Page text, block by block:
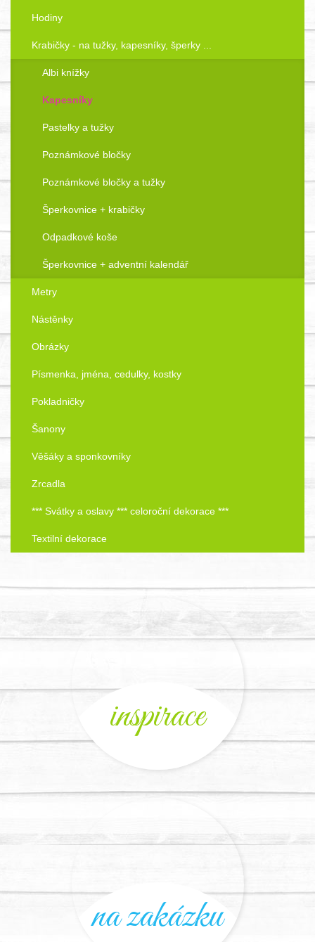
Hodiny
Krabičky - na tužky, kapesníky, šperky ...
Albi knížky
Kapesníky
Pastelky a tužky
Poznámkové bločky
Poznámkové bločky a tužky
Šperkovnice + krabičky
Odpadkové koše
Šperkovnice + adventní kalendář
Metry
Nástěnky
Obrázky
Písmenka, jména, cedulky, kostky
Pokladničky
Šanony
Věšáky a sponkovníky
Zrcadla
*** Svátky a oslavy *** celoroční dekorace ***
Textilní dekorace
inspirace
na zakázku